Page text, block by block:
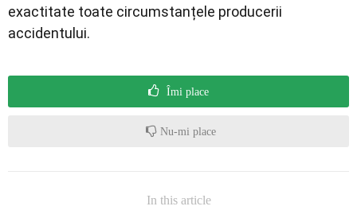
exactitate toate circumstanțele producerii
accidentului.
Îmi place
Nu-mi place
In this article